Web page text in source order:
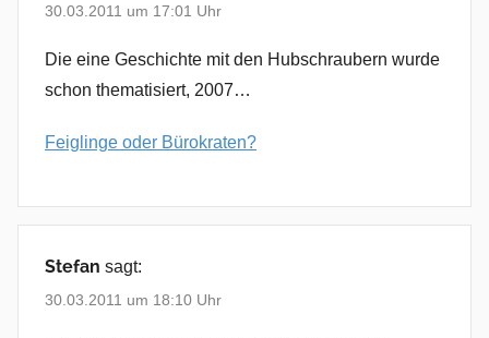
30.03.2011 um 17:01 Uhr
Die eine Geschichte mit den Hubschraubern wurde
schon thematisiert, 2007…
Feiglinge oder Bürokraten?
Stefan sagt:
30.03.2011 um 18:10 Uhr